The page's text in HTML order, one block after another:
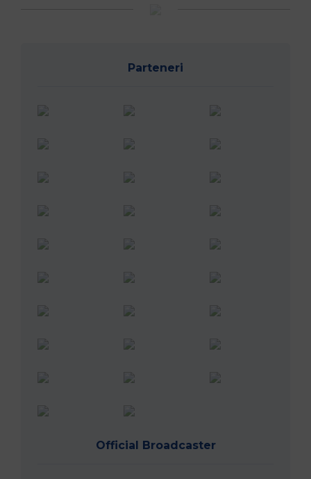
Parteneri
Official Broadcaster